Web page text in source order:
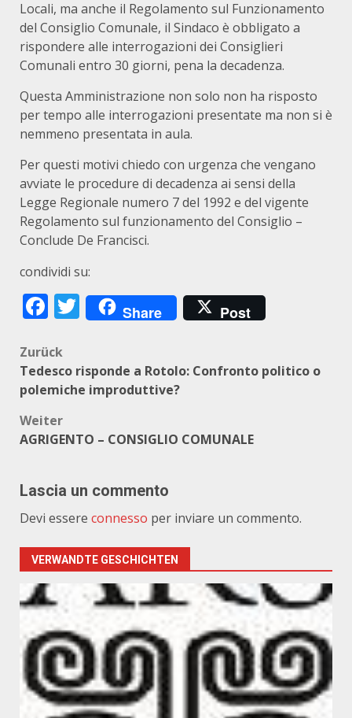
Locali, ma anche il Regolamento sul Funzionamento
del Consiglio Comunale, il Sindaco è obbligato a
rispondere alle interrogazioni dei Consiglieri
Comunali entro 30 giorni, pena la decadenza.
Questa Amministrazione non solo non ha risposto
per tempo alle interrogazioni presentate ma non si è
nemmeno presentata in aula.
Per questi motivi chiedo con urgenza che vengano
avviate le procedure di decadenza ai sensi della
Legge Regionale numero 7 del 1992 e del vigente
Regolamento sul funzionamento del Consiglio –
Conclude De Francisci.
condividi su:
Facebook
Twitter
Share Post
Beitragsnavigation
Zurück
Tedesco risponde a Rotolo: Confronto politico o
polemiche improduttive?
Weiter
AGRIGENTO – CONSIGLIO COMUNALE
Lascia un commento
Devi essere connesso per inviare un commento.
VERWANDTE GESCHICHTEN